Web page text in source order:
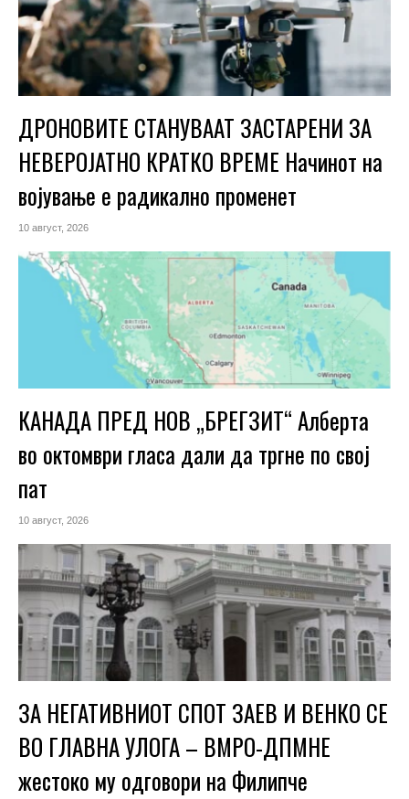
ДРОНОВИТЕ СТАНУВААТ ЗАСТАРЕНИ ЗА
НЕВЕРОЈАТНО КРАТКО ВРЕМЕ Начинот на
војување е радикално променет
10 август, 2026
КАНАДА ПРЕД НОВ „БРЕГЗИТ“ Алберта
во октомври гласа дали да тргне по свој
пат
10 август, 2026
ЗА НЕГАТИВНИОТ СПОТ ЗАЕВ И ВЕНКО СЕ
ВО ГЛАВНА УЛОГА – ВМРО-ДПМНЕ
жестоко му одговори на Филипче